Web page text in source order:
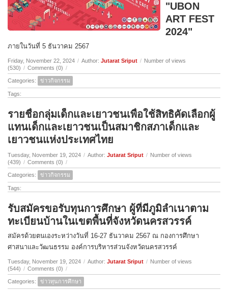
"UBON
ART FEST
2024"
ภายในวันที่ 5 ธันวาคม 2567
Friday, November 22, 2024 / Author: Jutarat Sriput / Number of views
(530) / Comments (0) /
Categories: ข่าวกิจกรรม
Tags:
รายชื่อกลุ่มเด็กและเยาวชนเพื่อใช้สิทธิคัดเลือกผู้
แทนเด็กและเยาวชนเป็นสมาชิกสภาเด็กและ
เยาวชนแห่งประเทศไทย
Tuesday, November 19, 2024 / Author: Jutarat Sriput / Number of views
(439) / Comments (0) /
Categories: ข่าวกิจกรรม
Tags:
รับสมัครขอรับทุนการศึกษา ผู้ที่มีภูมิลำเนาตาม
ทะเบียนบ้านในเขตพื้นที่จังหวัดนครสวรรค์
สมัครด้วยตนเองระหว่างวันที่ 16-27 ธันวาคม 2567 ณ กองการศึกษา
ศาสนาและวัฒนธรรม องค์การบริหารส่วนจังหวัดนครสวรรค์
Tuesday, November 19, 2024 / Author: Jutarat Sriput / Number of views
(544) / Comments (0) /
Categories: ข่าวทุนการศึกษา